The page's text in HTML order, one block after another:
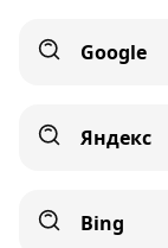
Google
Яндекс
Bing